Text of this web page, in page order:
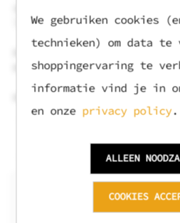
We gebruiken cookies
technieken) om data te
shoppingervaring te
informatie vind je in
en onze privacy policy.
COOKIES
ALLEEN
liefhebbers van frisse, fruitige
Smaakpalet: Citrus, licht zuur
Heerlijk bij: Vis salades,
sushi
Het lekkerst op temperatuur: 6